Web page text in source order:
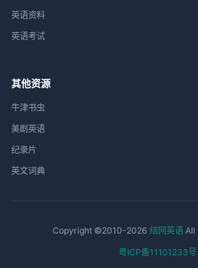
英语资料
英语考试
其他资源
牛津书虫
美剧英语
纪录片
英文词典
Copyright ©2010-2026 结网英语All
粤ICP备11101233号